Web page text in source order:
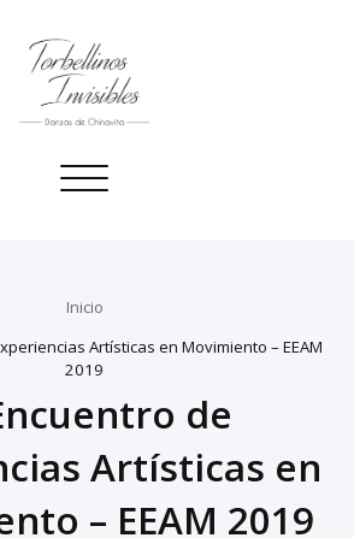
Toggle
Inicio
Artísticas en Movimiento – EEAM
2019
de
Artísticas en
– EEAM 2019